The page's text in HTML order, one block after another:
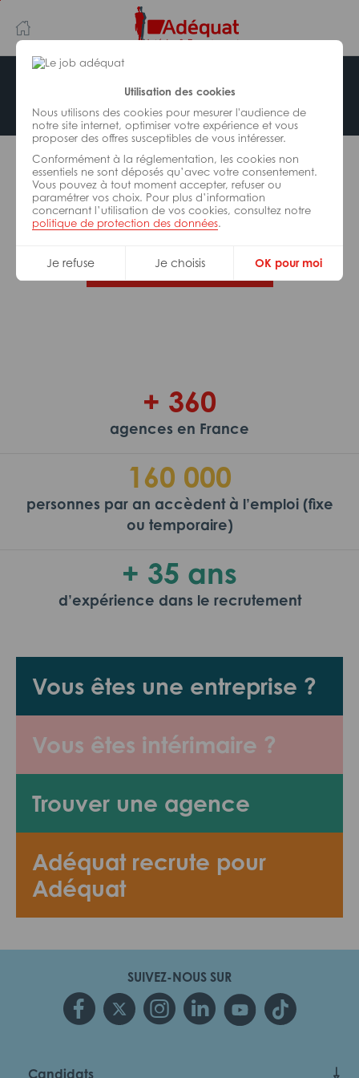
Utilisation des cookies
Nous utilisons des cookies pour mesurer l'audience de
notre site internet, optimiser votre expérience et vous
proposer des offres susceptibles de vous intéresser.
Conformément à la réglementation, les cookies non
essentiels ne sont déposés qu’avec votre consentement.
Vous pouvez à tout moment accepter, refuser ou
paramétrer vos choix. Pour plus d’information
concernant l’utilisation de vos cookies, consultez notre
politique de protection des données.
Je refuse Je choisis OK pour moi
au
contenu
principal
navigation
Offre indisponible
L’offre d’emploi que vous tentez de consulter n’est
plus disponible.
De nombreuses autres missions peuvent vous
correspondre, consultez toutes nos offres.
Trouvez votre job Adéquat !
Vous êtes une entreprise ?
Vous êtes intérimaire ?
Trouver une agence
Adéquat recrute pour
Adéquat
+ 360
agences en France
160 000
personnes par an accèdent à l’emploi (fixe
ou temporaire)
+ 35 ans
d’expérience dans le recrutement
SUIVEZ-NOUS SUR
Candidats